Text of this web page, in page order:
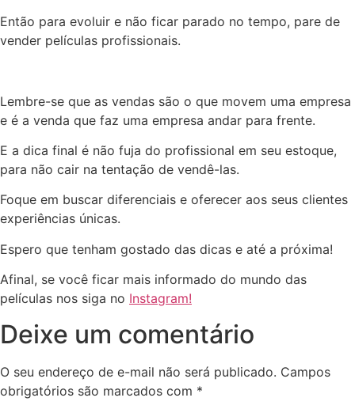
Então para evoluir e não ficar parado no tempo, pare de
vender películas profissionais.
Lembre-se que as vendas são o que movem uma empresa
e é a venda que faz uma empresa andar para frente.
E a dica final é não fuja do profissional em seu estoque,
para não cair na tentação de vendê-las.
Foque em buscar diferenciais e oferecer aos seus clientes
experiências únicas.
Espero que tenham gostado das dicas e até a próxima!
Afinal, se você ficar mais informado do mundo das
películas nos siga no Instagram!
Deixe um comentário
O seu endereço de e-mail não será publicado. Campos
obrigatórios são marcados com *